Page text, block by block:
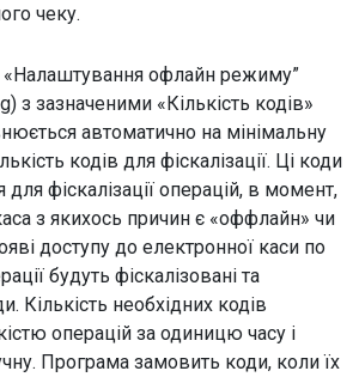
чеку.
офлайн режиму”
з зазначеними «Кількість кодів»
автоматично на мінімальну
кодів для фіскалізації. Ці коди
фіскалізації операцій, в момент,
з якихось причин є «оффлайн» чи
доступу до електронної каси по
будуть фіскалізовані та
Кількість необхідних кодів
операцій за одиницю часу і
Програма замовить коди, коли їх